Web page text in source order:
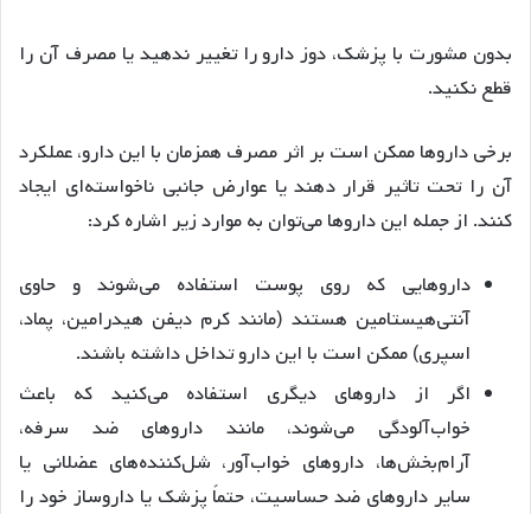
بدون مشورت با پزشک، دوز دارو را تغییر ندهید یا مصرف آن را
قطع نکنید.
برخی داروها ممکن است بر اثر مصرف همزمان با این دارو، عملکرد
آن را تحت تاثیر قرار دهند یا عوارض جانبی ناخواسته‌ای ایجاد
کنند. از جمله این داروها می‌توان به موارد زیر اشاره کرد:
داروهایی که روی پوست استفاده می‌شوند و حاوی
آنتی‌هیستامین هستند (مانند کرم دیفن هیدرامین، پماد،
اسپری) ممکن است با این دارو تداخل داشته باشند.
اگر از داروهای دیگری استفاده می‌کنید که باعث
خواب‌آلودگی می‌شوند، مانند داروهای ضد سرفه،
آرام‌بخش‌ها، داروهای خواب‌آور، شل‌کننده‌های عضلانی یا
سایر داروهای ضد حساسیت، حتماً پزشک یا داروساز خود را